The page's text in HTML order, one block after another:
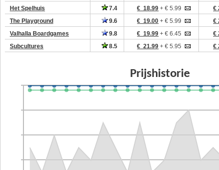
Het Spelhuis
7.4 € 18.99 + € 5.99
€
The Playground
9.6 € 19.00 + € 5.99
€
Valhalla Boardgames
9.8 € 19.99 + € 6.45
€
Subcultures
8.5 € 21.99 + € 5.95 €